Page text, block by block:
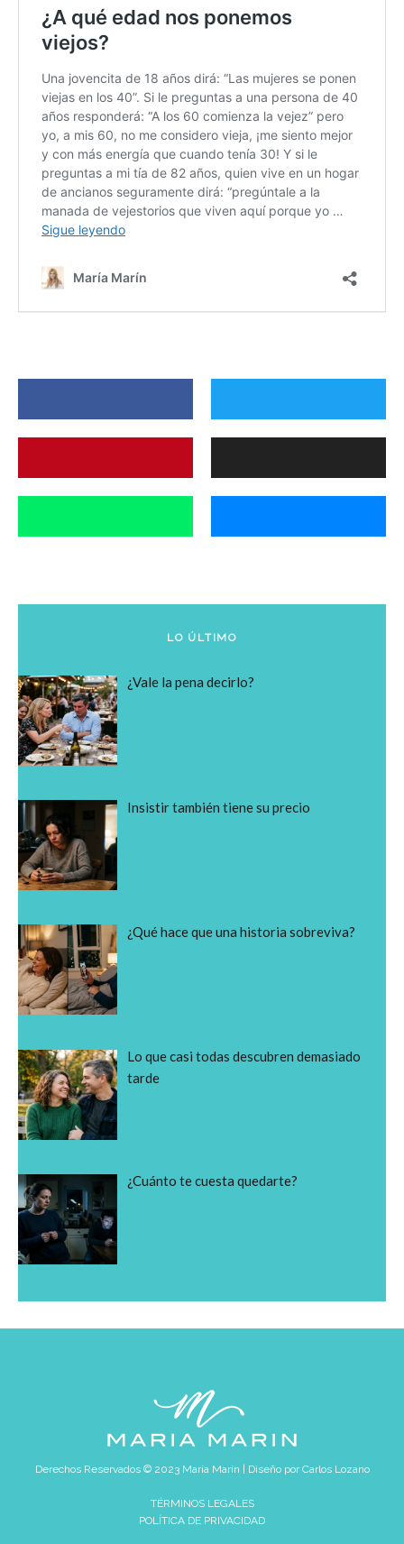
LO ÚLTIMO
¿Vale la pena decirlo?
Insistir también tiene su precio
¿Qué hace que una historia sobreviva?
Lo que casi todas descubren demasiado
tarde
¿Cuánto te cuesta quedarte?
Derechos Reservados © 2023 María Marín | Diseño porCarlos Lozano
TÉRMINOS LEGALES
POLÍTICA DE PRIVACIDAD